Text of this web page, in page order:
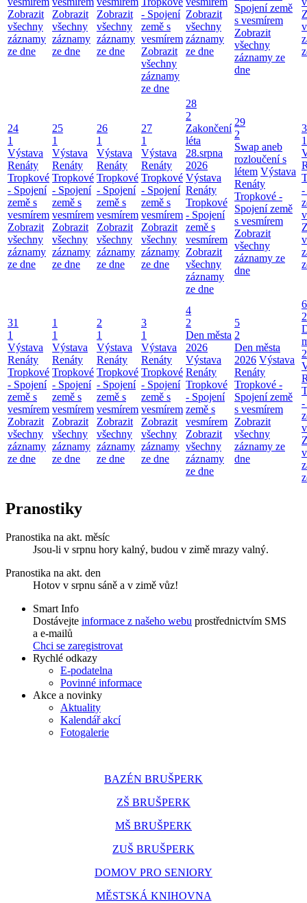
Zobrazit
všechny
záznamy
ze dne
Zobrazit
všechny
záznamy
ze dne
Zobrazit
všechny
záznamy
ze dne
- Spojení
země s
vesmírem
Zobrazit
všechny
záznamy
ze dne
Zobrazit
všechny
záznamy
ze dne
Spojení země
s vesmírem
Zobrazit
všechny
záznamy ze
dne
24
1
Výstava
Renáty
Tropkové
- Spojení
země s
vesmírem
Zobrazit
všechny
záznamy
ze dne
25
1
Výstava
Renáty
Tropkové
- Spojení
země s
vesmírem
Zobrazit
všechny
záznamy
ze dne
26
1
Výstava
Renáty
Tropkové
- Spojení
země s
vesmírem
Zobrazit
všechny
záznamy
ze dne
27
1
Výstava
Renáty
Tropkové
- Spojení
země s
vesmírem
Zobrazit
všechny
záznamy
ze dne
28
2
Zakončení
léta
28.srpna
2026
Výstava
Renáty
Tropkové
- Spojení
země s
vesmírem
Zobrazit
všechny
záznamy
ze dne
29
2
Swap aneb
rozloučení s
létem Výstava
Renáty
Tropkové -
Spojení země
s vesmírem
Zobrazit
všechny
záznamy ze
dne
1
-
31
1
Výstava
Renáty
Tropkové
- Spojení
země s
vesmírem
Zobrazit
všechny
záznamy
ze dne
1
1
Výstava
Renáty
Tropkové
- Spojení
země s
vesmírem
Zobrazit
všechny
záznamy
ze dne
2
1
Výstava
Renáty
Tropkové
- Spojení
země s
vesmírem
Zobrazit
všechny
záznamy
ze dne
3
1
Výstava
Renáty
Tropkové
- Spojení
země s
vesmírem
Zobrazit
všechny
záznamy
ze dne
4
2
Den města
2026
Výstava
Renáty
Tropkové
- Spojení
země s
vesmírem
Zobrazit
všechny
záznamy
ze dne
5
2
Den města
2026 Výstava
Renáty
Tropkové -
Spojení země
s vesmírem
Zobrazit
všechny
záznamy ze
dne
6
2
-
Pranostiky
Pranostika na akt. měsíc
Jsou-li v srpnu hory kalný, budou v zimě mrazy valný.
Pranostika na akt. den
Hotov v srpnu sáně a v zimě vůz!
Smart Info
Dostávejte informace z našeho webu prostřednictvím SMS
a e-mailů
Chci se zaregistrovat
Rychlé odkazy
E-podatelna
Povinné informace
Akce a novinky
Aktuality
Kalendář akcí
Fotogalerie
BAZÉN BRUŠPERK
ZŠ BRUŠPERK
MŠ BRUŠPERK
ZUŠ BRUŠPERK
DOMOV PRO SENIORY
MĚSTSKÁ KNIHOVNA